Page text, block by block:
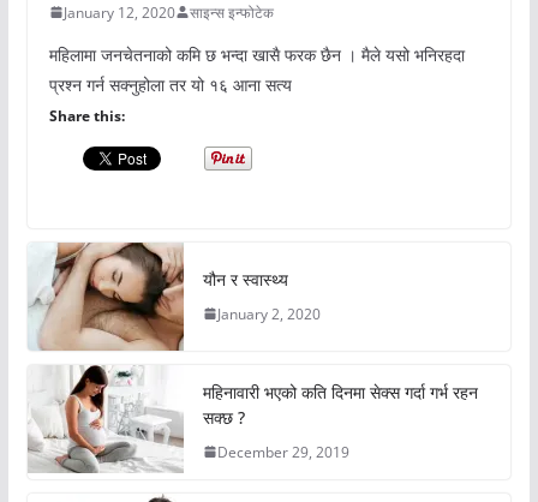
January 12, 2020 साइन्स इन्फोटेक
महिलामा जनचेतनाको कमि छ भन्दा खासै फरक छैन । मैले यसो भनिरहदा
प्रश्न गर्न सक्नुहोला तर यो १६ आना सत्य
Share this:
यौन र स्वास्थ्य
January 2, 2020
महिनावारी भएको कति दिनमा सेक्स गर्दा गर्भ रहन
सक्छ ?
December 29, 2019